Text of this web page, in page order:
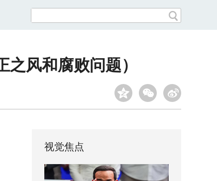
风和腐败问题）
视觉焦点